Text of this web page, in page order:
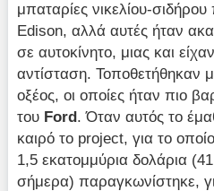
μπαταρίες νικελίου-
Edison, αλλά αυτές ήταν
σε αυτοκίνητο, μιας και
αντίσταση. Τοποθετήθηκαν
οξέος, οι οποίες ήταν πιο
του Ford . Όταν αυτός το
καιρό το project, για το
1,5 εκατομμύρια δολάρια
σήμερα) παραγκωνίστηκε,